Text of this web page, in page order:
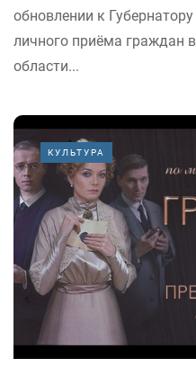
обновлении к
личного приёма граждан
области...
КУЛЬТУРА